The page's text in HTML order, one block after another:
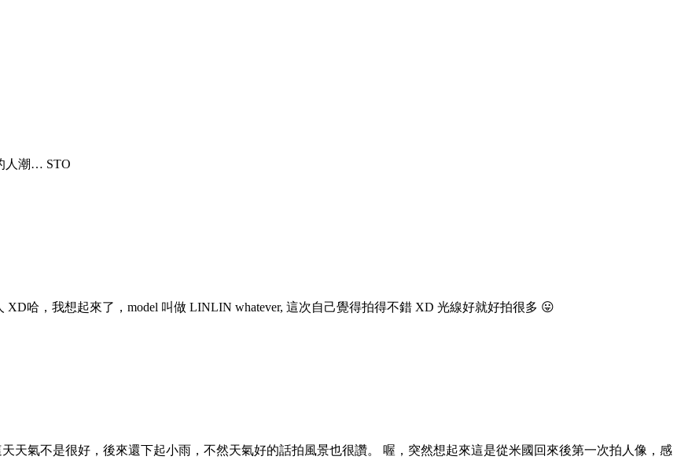
人潮… STO
哈，我想起來了，model 叫做 LINLIN whatever, 這次自己覺得拍得不錯 XD 光線好就好拍很多 😛
天氣不是很好，後來還下起小雨，不然天氣好的話拍風景也很讚。 喔，突然想起來這是從米國回來後第一次拍人像，感